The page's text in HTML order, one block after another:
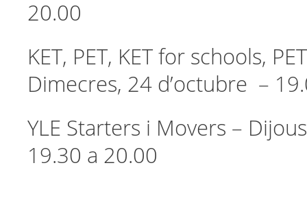
20.00
KET, PET, KET for schools,
Dimecres, 24 d’octubre –
YLE Starters i Movers –
19.30 a 20.00